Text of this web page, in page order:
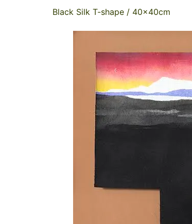
Black Silk T-shape / 40x40cm